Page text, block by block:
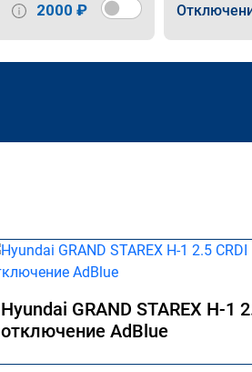
2000 ₽
Hyundai GRAND STAREX H-1
отключение AdBlue